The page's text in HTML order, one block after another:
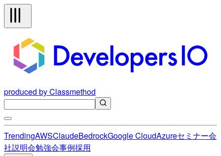
produced by Classmethod
TrendingAWSClaudeBedrockGoogle CloudAzureセミナー会
社説明会勉強会事例採用